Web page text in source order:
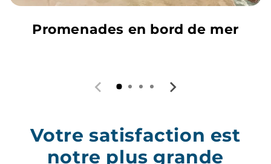
Votre satisfaction est
notre plus grande